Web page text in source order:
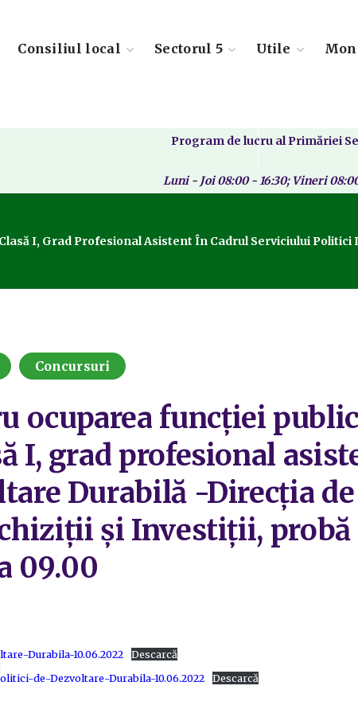
Consiliul local Sectorul 5 Utile
Program de lucru al Primăriei
Luni - Joi 08:00 - 16:30; Vineri
I, Grad Profesional Asistent În Cadrul Serviciului
Concursuri
ocuparea funcției
I, grad profesional
Durabilă -Direcția
și Investiții, probă
09.00
Durabila-10.06.2022
Descarcă
de-Dezvoltare-Durabila-10.06.2022
Descarcă